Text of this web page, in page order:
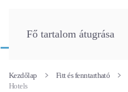
Fő tartalom átugrása
Kezdőlap Fitt és fenntartható
Hotels